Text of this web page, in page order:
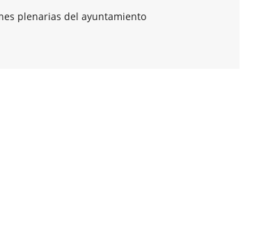
plenarias del ayuntamiento